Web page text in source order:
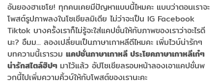
อันยองฮาเซโย! ทุกคนเคยมีปัญหาแบบนี้ไหมคะ แบบว่าตอนเราจะ
โพสต์รูปภาพลงในโซเชียลมิเดีย ไม่ว่าจะเป็น IG Facebook
Tiktok บางครั้งเราก็ไม่รู้จะใส่แคปชั่นให้กับภาพของเราว่าอะไรดี
นะ? อืมม... ลองเปลี่ยนเป็นภาษาเกาหลีดีไหมคะ เพิ่มไวบ์น่ารักๆ
บทความนี้เรารวม แคปชั่นภาษาเกาหลี ประโยคภาษาเกาหลีเก๋ๆ
น่ารักสไตล์ฮิปๆ มาไว้แล้ว อัปโซเชียลรอบหน้าลองเอาแคปชั่นพ
วกนี้ไปเพิ่มความคิ้วบ์ให้กับโพสต์ของเรานะคะ